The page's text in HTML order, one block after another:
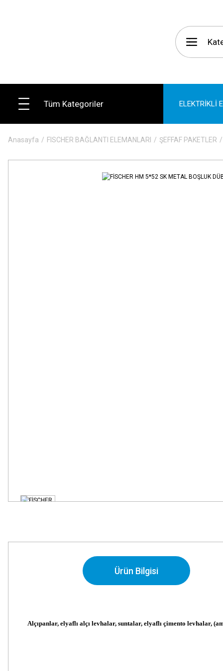
Tüm Kategoriler ELEKTRİKLİ
Anasayfa FISCHER BAĞLANTI ELEMANLARI ŞEFFAF PAKETLER
Ürün Bilgisi
Alçıpanlar, elyaflı alçı levhalar, suntalar, elyaflı çimento levhalar,